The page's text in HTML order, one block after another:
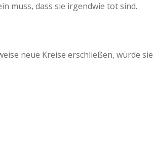
muss, dass sie irgendwie tot sind.
neue Kreise erschließen, würde